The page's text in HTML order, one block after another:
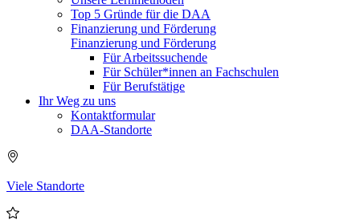
Top 5 Gründe für die DAA
Finanzierung und Förderung
Finanzierung und Förderung
Für Arbeitssuchende
Für Schüler*innen an Fachschulen
Für Berufstätige
Ihr Weg zu uns
Kontaktformular
DAA-Standorte
Viele Standorte